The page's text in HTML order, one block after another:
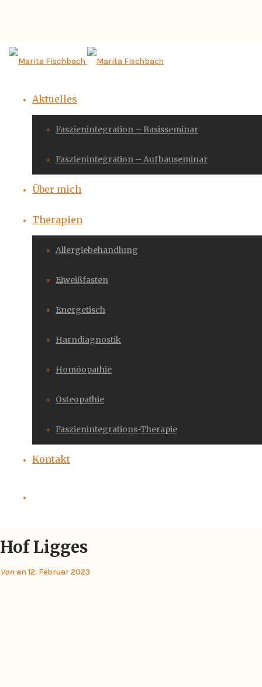
Aktuelles
Faszienintegration – Basisseminar
Faszienintegration – Aufbauseminar
Über mich
Therapien
Allergiebehandlung
Eiweißfasten
Energetisch
Harndiagnostik
Homöopathie
Osteopathie
Faszienintegrations-Therapie
Kontakt
Hof Ligges
Vonan 12. Februar 2023